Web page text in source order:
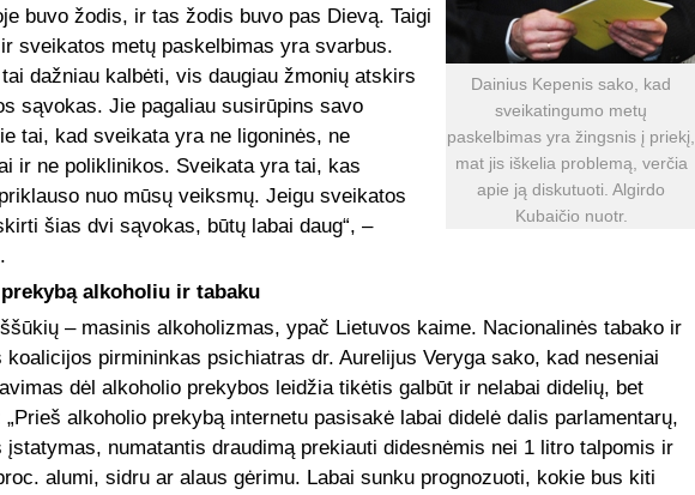
Dainius Kepenis sako, kad
sveikatingumo metų
paskelbimas yra žingsnis į priekį,
mat jis iškelia problemą, verčia
apie ją diskutuoti. Algirdo
Kubaičio nuotr.
buvo žodis, ir tas žodis buvo pas Dievą. Taigi
sveikatos metų paskelbimas yra svarbus.
dažniau kalbėti, vis daugiau žmonių atskirs
sąvokas. Jie pagaliau susirūpins savo
tai, kad sveikata yra ne ligoninės, ne
ir ne poliklinikos. Sveikata yra tai, kas
nuo mūsų veiksmų. Jeigu sveikatos
šias dvi sąvokas, būtų labai daug“, –
alkoholiu ir tabaku
– masinis alkoholizmas, ypač Lietuvos kaime. Nacionalinės tabako ir
koalicijos pirmininkas psichiatras dr. Aurelijus Veryga sako, kad neseniai
dėl alkoholio prekybos leidžia tikėtis galbūt ir nelabai didelių, bet
alkoholio prekybą internetu pasisakė labai didelė dalis parlamentarų,
numatantis draudimą prekiauti didesnėmis nei 1 litro talpomis ir
alumi, sidru ar alaus gėrimu. Labai sunku prognozuoti, kokie bus kiti